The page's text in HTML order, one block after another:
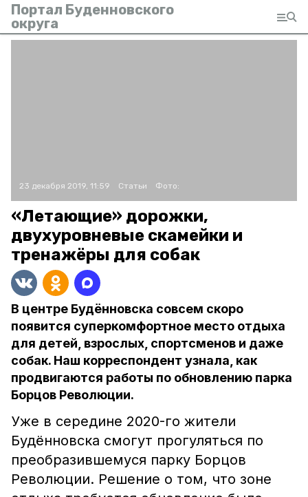
Портал Буденновского
округа
23 декабря 2019, 11:59 Статьи Фото:
«Летающие» дорожки,
двухуровневые скамейки и
тренажёры для собак
В центре Будённовска совсем скоро
появится суперкомфортное место отдыха
для детей, взрослых, спортсменов и даже
собак. Наш корреспондент узнала, как
продвигаются работы по обновлению парка
Борцов Революции.
Уже в середине 2020-го жители
Будённовска смогут прогуляться по
преобразившемуся парку Борцов
Революции. Решение о том, что зоне